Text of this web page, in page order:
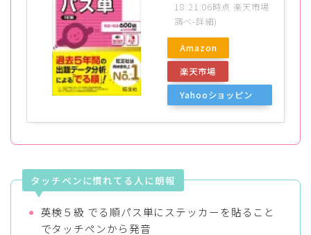
18:21:06時点 楽天市場
調べ-詳細)
Amazon
楽天市場
Yahooショッピン
タッチペンに慣れてる人に朗報
英検５級 でる順パス単にステッカーを貼ること
でタッチペンから発音